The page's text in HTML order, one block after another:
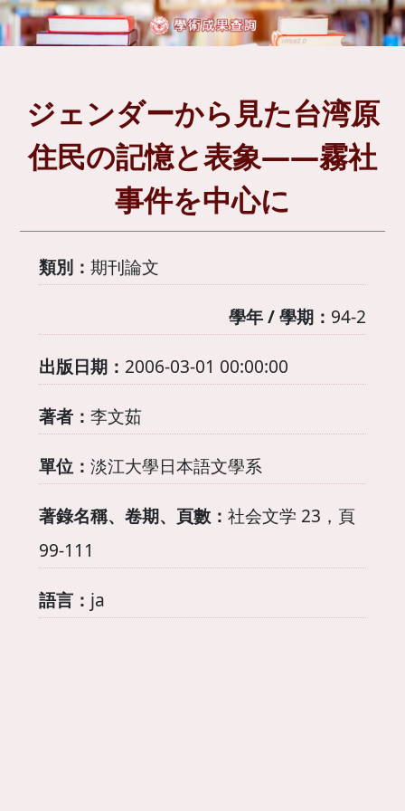
ジェンダーから見た台湾原
住民の記憶と表象――霧社
事件を中心に
類別： 期刊論文
學年 / 學期： 94-2
出版日期： 2006-03-01 00:00:00
著者： 李文茹
單位： 淡江大學日本語文學系
著錄名稱、卷期、頁數： 社会文学 23，頁
99-111
語言： ja